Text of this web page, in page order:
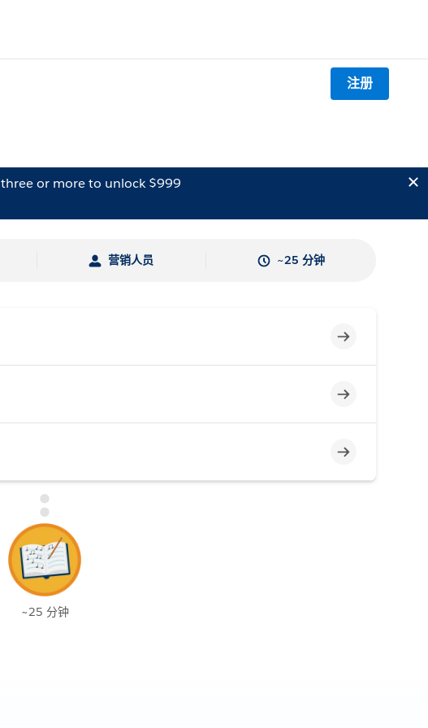
注册
three or more to unlock $999
营销人员 ~25 分钟
不完整
不完整
不完整
~25 分钟